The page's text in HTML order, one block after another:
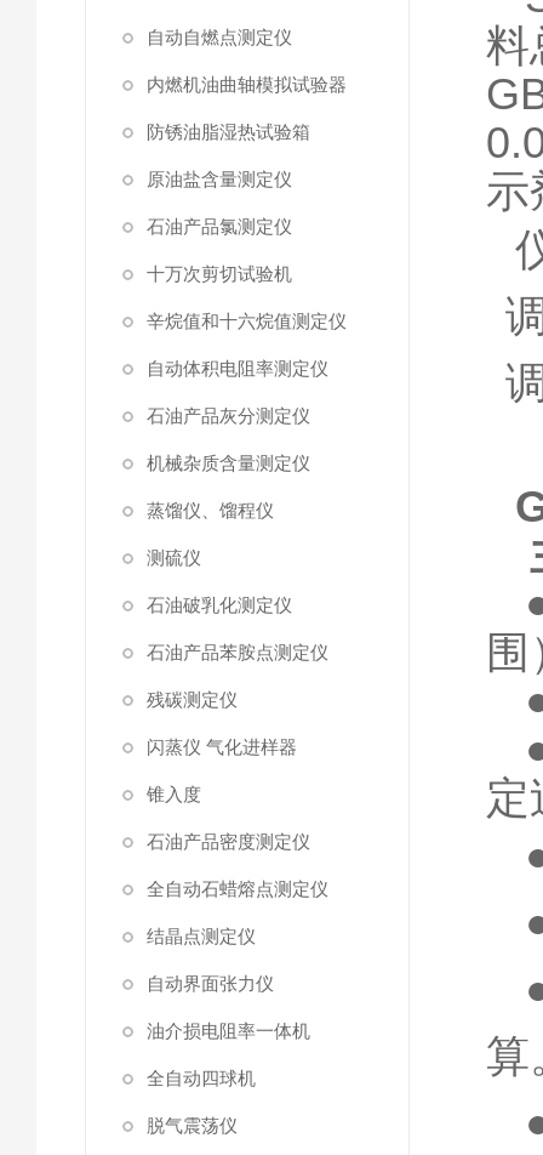
自动自燃点测定仪
内燃机油曲轴模拟试验器
防锈油脂湿热试验箱
原油盐含量测定仪
石油产品氯测定仪
十万次剪切试验机
辛烷值和十六烷值测定仪
自动体积电阻率测定仪
石油产品灰分测定仪
机械杂质含量测定仪
蒸馏仪、馏程仪
测硫仪
石油破乳化测定仪
石油产品苯胺点测定仪
残碳测定仪
闪蒸仪 气化进样器
锥入度
石油产品密度测定仪
全自动石蜡熔点测定仪
结晶点测定仪
自动界面张力仪
油介损电阻率一体机
全自动四球机
脱气震荡仪
料
示
围
定
算